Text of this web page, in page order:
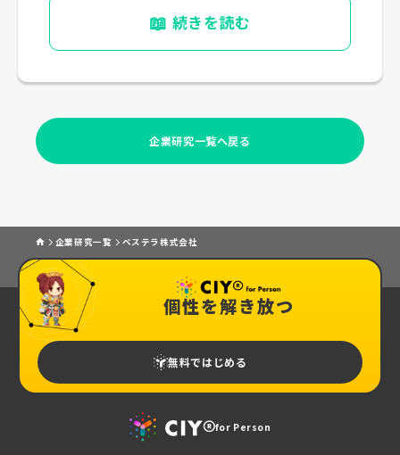
📖 続きを読む
企業研究一覧へ戻る
企業研究一覧 ベステラ株式会社
個性を解き放つ
無料ではじめる
for Person